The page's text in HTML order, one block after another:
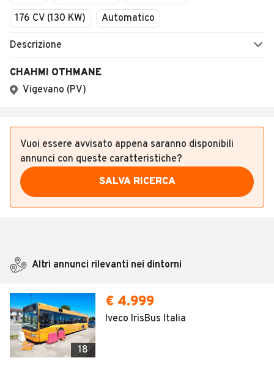
176 CV (130 KW)
Automatico
Descrizione
CHAHMI OTHMANE
Vigevano (PV)
Vuoi essere avvisato appena saranno disponibili
annunci con queste caratteristiche?
SALVA RICERCA
Altri annunci rilevanti nei dintorni
18
€ 4.999
Iveco IrisBus Italia